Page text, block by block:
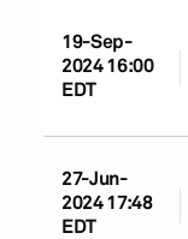
19-Sep-
2024 16:00
EDT
27-Jun-
2024 17:48
EDT